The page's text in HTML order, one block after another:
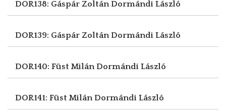
DOR138: Gáspár ZoltánDormándi László
DOR139: Gáspár ZoltánDormándi László
DOR140: Füst MilánDormándi László
DOR141: Füst MilánDormándi László